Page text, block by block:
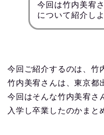
今回は竹内美宥
について紹介しよ
今回ご紹介するのは、竹
竹内美宥さんは、東京都
今回はそんな竹内美宥さ
入学し卒業したのかまと